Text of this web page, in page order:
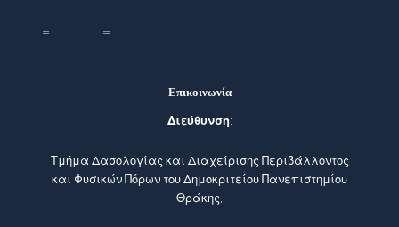
Επικοινωνία
Διεύθυνση:
Τμήμα Δασολογίας και Διαχείρισης Περιβάλλοντος
και Φυσικών Πόρων του Δημοκριτείου Πανεπιστημίου
Θράκης,